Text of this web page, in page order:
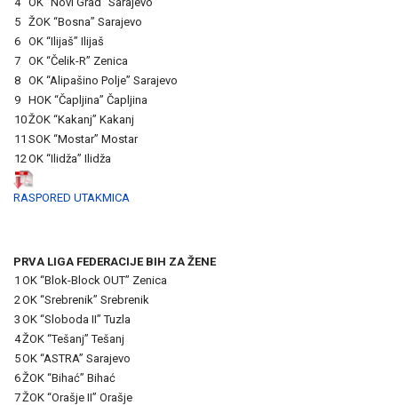
5 ŽOK “Bosna” Sarajevo
6 OK “Ilijaš” Ilijaš
7 OK “Čelik-R” Zenica
8 OK “Alipašino Polje” Sarajevo
9 HOK “Čapljina” Čapljina
10ŽOK “Kakanj” Kakanj
11 SOK “Mostar” Mostar
12 OK “Ilidža” Ilidža
RASPORED UTAKMICA
PRVA LIGA FEDERACIJE BIH ZA ŽENE
1 OK “Blok-Block OUT” Zenica
2 OK “Srebrenik” Srebrenik
3 OK “Sloboda II” Tuzla
4ŽOK “Tešanj” Tešanj
5OK “ASTRA” Sarajevo
6ŽOK “Bihać” Bihać
7ŽOK “Orašje II” Orašje